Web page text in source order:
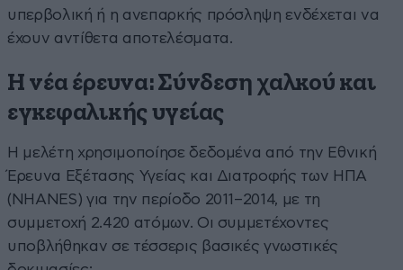
υπερβολική ή η ανεπαρκής πρόσληψη ενδέχεται να
έχουν αντίθετα αποτελέσματα.
Η νέα έρευνα: Σύνδεση χαλκού και
εγκεφαλικής υγείας
Η μελέτη χρησιμοποίησε δεδομένα από την Εθνική
Έρευνα Εξέτασης Υγείας και Διατροφής των ΗΠΑ
(NHANES) για την περίοδο 2011–2014, με τη
συμμετοχή 2.420 ατόμων. Οι συμμετέχοντες
υποβλήθηκαν σε τέσσερις βασικές γνωστικές